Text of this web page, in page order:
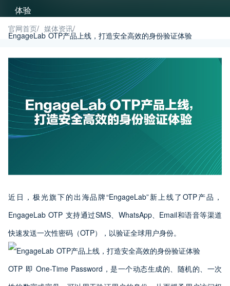
体验
官网首页/ 媒体资讯/
EngageLab OTP产品上线，打造安全高效的身份验证体验
近日，极光旗下的出海品牌“EngageLab”新上线了OTP产品，
EngageLab OTP 支持通过SMS、WhatsApp、Email和语音等渠道
快速发送一次性密码（OTP），以验证全球用户身份。
OTP 即 One-Time Password，是一个动态生成的、随机的、一次